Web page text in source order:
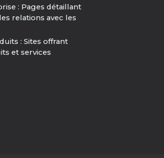
: Pages détaillant
relations avec les
: Sites offrant
et services